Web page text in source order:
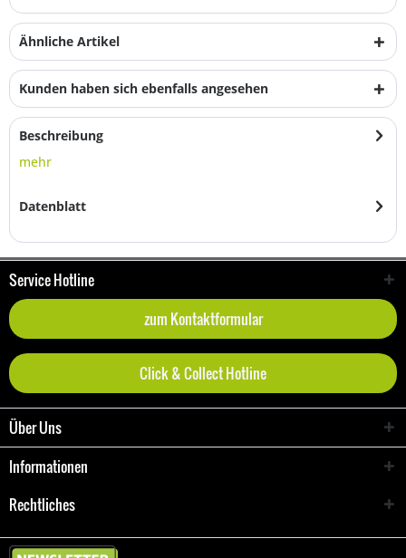
Ähnliche Artikel
Kunden haben sich ebenfalls angesehen
Beschreibung
mehr
Datenblatt
Service Hotline
zum Kontaktformular
Click & Collect Hotline
Über Uns
Informationen
Rechtliches